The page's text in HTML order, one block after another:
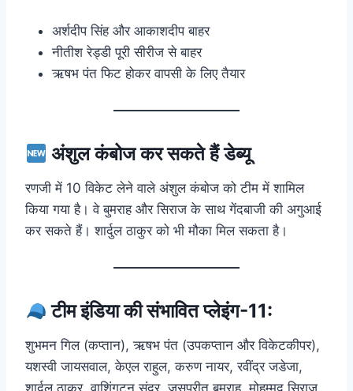
अर्शदीप सिंह और आकाशदीप बाहर
नीतीश रेड्डी पूरी सीरीज से बाहर
ऋषभ पंत फिट होकर वापसी के लिए तैयार
अंशुल कंबोज कर सकते हैं डेब्यू
रणजी में 10 विकेट लेने वाले अंशुल कंबोज को टीम में शामिल
किया गया है। वे बुमराह और सिराज के साथ गेंदबाजी की अगुआई
कर सकते हैं। शार्दुल ठाकुर को भी मौका मिल सकता है।
टीम इंडिया की संभावित प्लेइंग-11:
शुभमन गिल (कप्तान), ऋषभ पंत (उपकप्तान और विकेटकीपर),
यशस्वी जायसवाल, केएल राहुल, करुण नायर, रवींद्र जडेजा,